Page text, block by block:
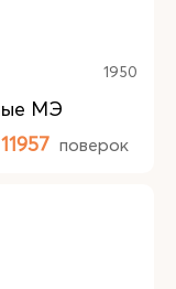
1950
МЭ
11957 поверок